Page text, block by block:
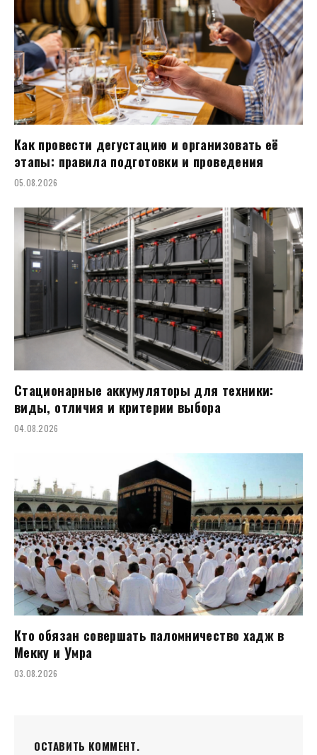
Как провести дегустацию и организовать её
этапы: правила подготовки и проведения
05.08.2026
Стационарные аккумуляторы для техники:
виды, отличия и критерии выбора
04.08.2026
Кто обязан совершать паломничество хадж в
Мекку и Умра
03.08.2026
ОСТАВИТЬ КОММЕНТ.